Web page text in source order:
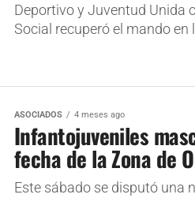
Deportivo y Juventud Unida
Social recuperó el mando en
ASOCIADOS 4 meses ago
Infantojuveniles
fecha de la Zona de
Este sábado se disputó una